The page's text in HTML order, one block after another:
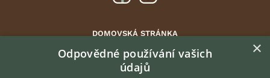
DOMOVSKÁ STRÁNKA
INZERCE
DISKUSE
×
Odpovědné používání vašich
údajů